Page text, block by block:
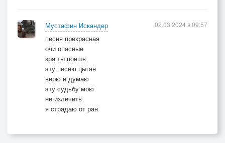
Мустафин Искандер
песня прекрасная
очи опасные
зря ты поешь
эту песню цыган
верю и думаю
эту судьбу мою
не излечить
я страдаю от ран
02.03.2024 в 09:57